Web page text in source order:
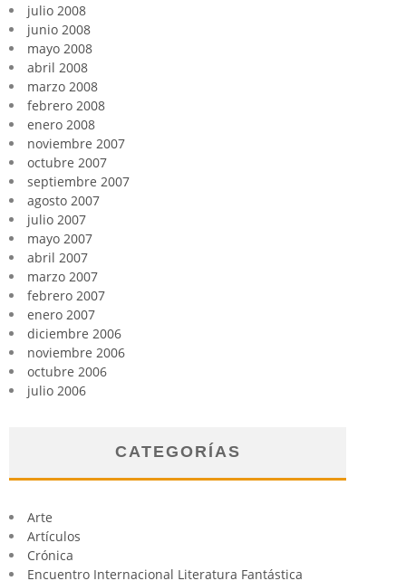
julio 2008
junio 2008
mayo 2008
abril 2008
marzo 2008
febrero 2008
enero 2008
noviembre 2007
octubre 2007
septiembre 2007
agosto 2007
julio 2007
mayo 2007
abril 2007
marzo 2007
febrero 2007
enero 2007
diciembre 2006
noviembre 2006
octubre 2006
julio 2006
CATEGORÍAS
Arte
Artículos
Crónica
Encuentro Internacional Literatura Fantástica